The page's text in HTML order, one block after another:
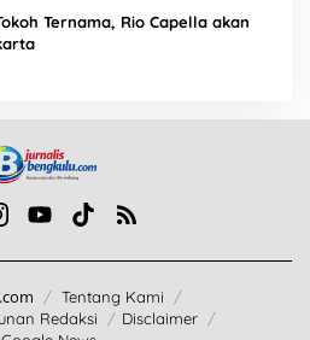
Ternama, Rio Capella akan
Tentang Kami
Redaksi
Disclaimer